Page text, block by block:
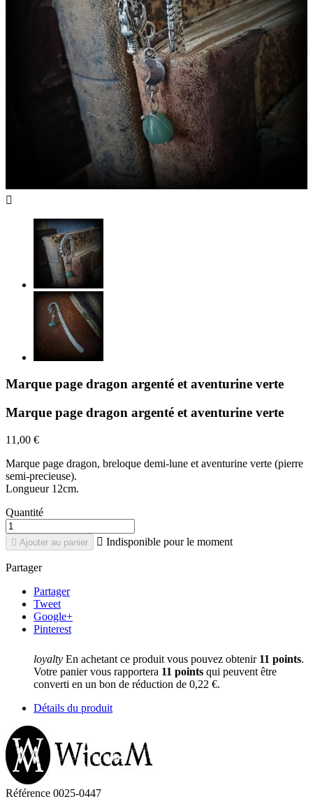

Marque page dragon argenté et aventurine verte
Marque page dragon argenté et aventurine verte
11,00 €
Marque page dragon, breloque demi-lune et aventurine verte (pierre
semi-precieuse).
Longueur 12cm.
Quantité
 Ajouter au panier  Indisponible pour le moment
Partager
Partager
Tweet
Google+
Pinterest
loyalty En achetant ce produit vous pouvez obtenir 11 points.
Votre panier vous rapportera 11 points qui peuvent être
converti en un bon de réduction de 0,22 €.
Détails du produit
Référence 0025-0447